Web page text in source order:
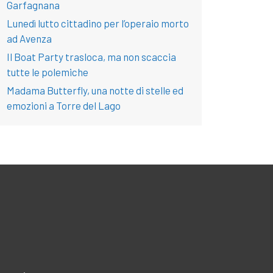
Garfagnana
Lunedì lutto cittadino per l’operaio morto
ad Avenza
Il Boat Party trasloca, ma non scaccia
tutte le polemiche
Madama Butterfly, una notte di stelle ed
emozioni a Torre del Lago